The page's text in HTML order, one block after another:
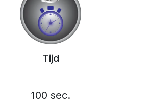
Tijd
100 sec.